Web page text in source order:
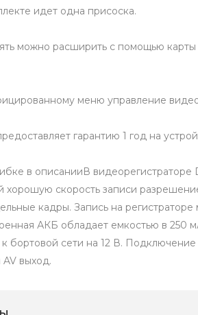
идет одна присоска.
можно расширить с помощью
меню управление
гарантию 1 год на
в описанииВ видеорегистраторе
скорость записи
кадры. Запись на
АКБ обладает емкостью в 250
бортовой сети на 12 В.
выход.